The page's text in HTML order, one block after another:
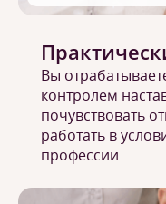
Вы
контролем
почувствовать
работать в
профессии